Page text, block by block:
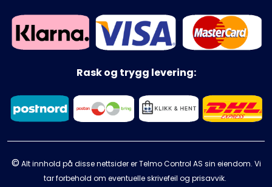
Rask og trygg levering:
© Alt innhold på disse nettsider er Telmo Control AS sin eiendom. Vi
tar forbehold om eventuelle skrivefeil og prisavvik.